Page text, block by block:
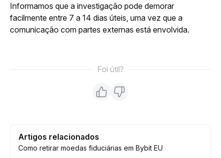
Informamos que a investigação pode demorar
facilmente entre 7 a 14 dias úteis, uma vez que a
comunicação com partes externas está envolvida.
Foi útil?
Artigos relacionados
Como retirar moedas fiduciárias em Bybit EU